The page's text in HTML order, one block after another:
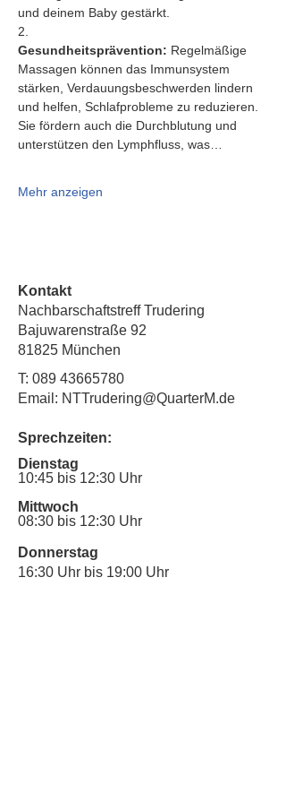
und deinem Baby gestärkt.
2.
Gesundheitsprävention: Regelmäßige
Massagen können das Immunsystem
stärken, Verdauungsbeschwerden lindern
und helfen, Schlafprobleme zu reduzieren.
Sie fördern auch die Durchblutung und
unterstützen den Lymphfluss, was…
Mehr anzeigen
Kontakt
Nachbarschaftstreff Trudering
Bajuwarenstraße 92
81825 München
T: 089 43665780
Email: NTTrudering@QuarterM.de
Sprechzeiten:
Dienstag
10:45 bis 12:30 Uhr
Mittwoch
08:30 bis 12:30 Uhr
Donnerstag
16:30 Uhr bis 19:00 Uhr